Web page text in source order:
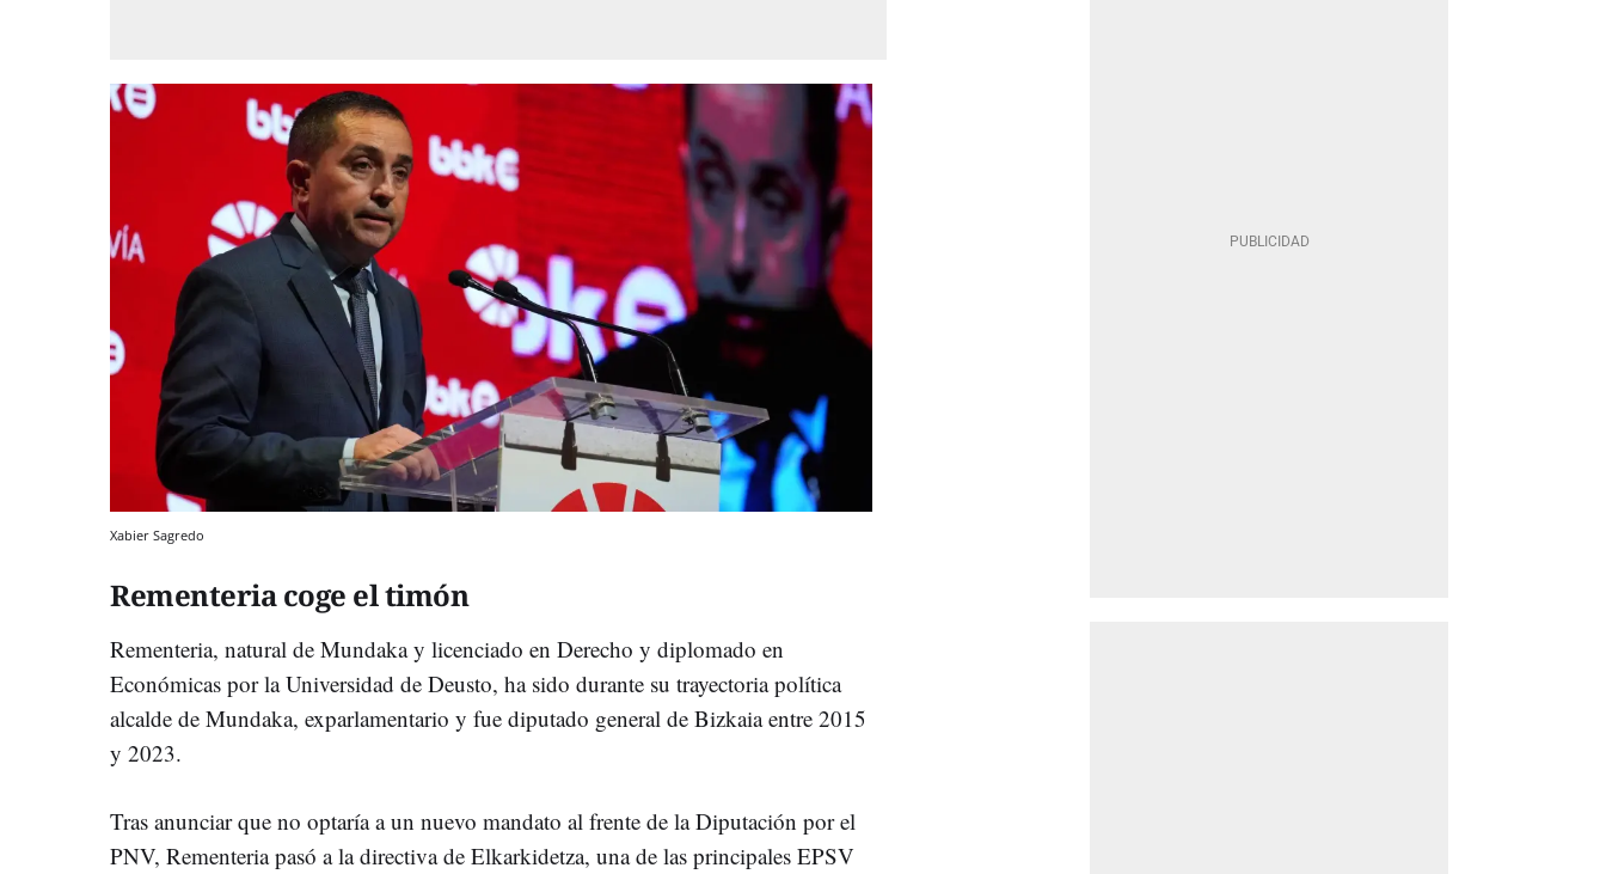
Xabier Sagredo
Rementeria coge el timón
Rementeria, natural de Mundaka y licenciado en Derecho y diplomado en
Económicas por la Universidad de Deusto, ha sido durante su trayectoria política
alcalde de Mundaka, exparlamentario y fue diputado general de Bizkaia entre 2015
y 2023.
Tras anunciar que no optaría a un nuevo mandato al frente de la Diputación por el
PNV, Rementeria pasó a la directiva de Elkarkidetza, una de las principales EPSV